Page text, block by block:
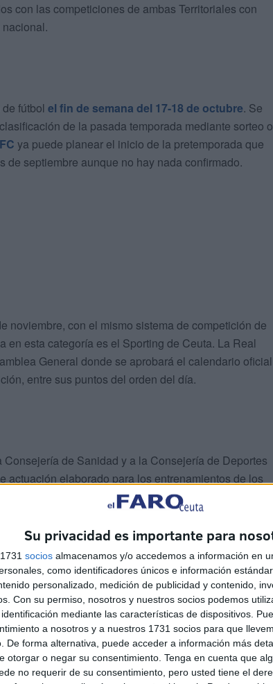
Su privacidad es importante para
socios almacenamos y/o accedemos a información en
como identificadores únicos e información
personalizado, medición de publicidad y contenido,
Con su permiso, nosotros y nuestros socios podemos
mediante las características de dispositivos.
a nosotros y a nuestros 1731 socios para que
De forma alternativa, puede acceder a información más
otorgar o negar su consentimiento. Tenga en cuenta que
no requerir de su consentimiento, pero usted tiene el
con las competiciones de ambas Territoriales con
fútbol el fin de semana del 17-18 de octubre. Se
de la pasada temporada mediante sorteo o
ya puede planear el inicio de la pretemporada que
septiembre aunque no hay nada confirmado.
noviembre, con el mismo sistema de competición de
esta categoría es el Sporting de Ceuta. La Real
General donde se aprobará el calendario oficial
entre sus puntos del orden del día.
de Sanidad y a la Consejería de Deportes
actuación elaborado para los entrenamientos de los
la competición. De igual modo, se espera las
de Fútbol para conocer la fecha de inicio de los